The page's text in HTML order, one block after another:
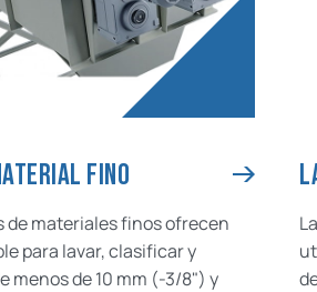
FINO
de materiales finos ofrecen
para lavar, clasificar y
menos de 10 mm (-3/8") y